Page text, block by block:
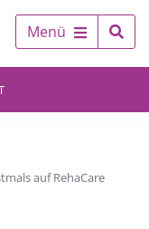
Menü
auf RehaCare